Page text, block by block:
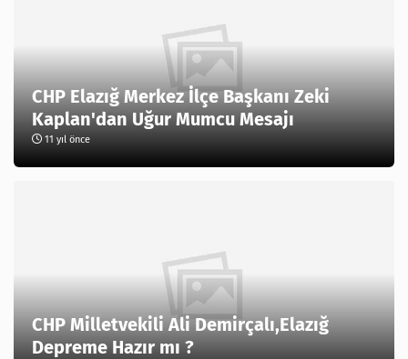
CHP Elazığ Merkez İlçe Başkanı Zeki
Kaplan'dan Uğur Mumcu Mesajı
11 yıl önce
CHP Milletvekili Ali Demirçalı,Elazığ
Depreme Hazır mı ?